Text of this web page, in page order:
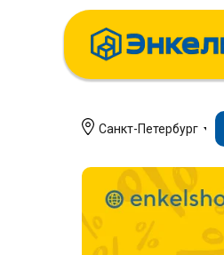
Санкт-Петербург